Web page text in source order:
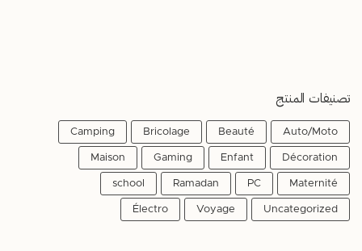
تصنيفات المنتج
Auto/Moto
Beauté
Bricolage
Camping
Décoration
Enfant
Gaming
Maison
Maternité
PC
Ramadan
school
Uncategorized
Voyage
Électro